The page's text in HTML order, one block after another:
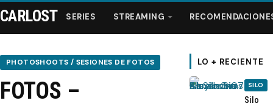
Series
CARLOST SERIES STREAMING
PHOTOSHOOTS / SESIONES DE FOTOS
FOTOS –
LO + RECIENTE
SILO
Silo